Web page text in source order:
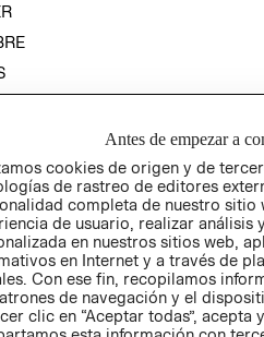
Antes de empezar a
cookies de origen y de
de rastreo de editores
completa de nuestro sitio
de usuario, realizar análisis
en nuestros sitios web,
en Internet y a través de
Con ese fin, recopilamos
de navegación y el
clic en “Aceptar todas”, acepta